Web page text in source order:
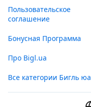
Пользовательское
соглашение
Бонусная Программа
Про Bigl.ua
Все категории Бигль юа